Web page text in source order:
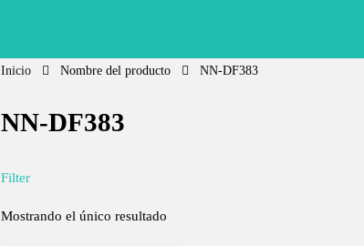
Inicio Nombre del producto NN-DF383
NN-DF383
Filter
Mostrando el único resultado